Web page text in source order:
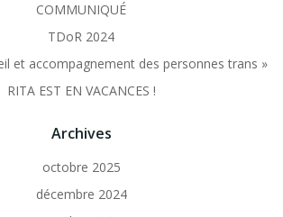
COMMUNIQUÉ
TDoR 2024
et accompagnement des personnes trans »
RITA EST EN VACANCES !
Archives
octobre 2025
décembre 2024